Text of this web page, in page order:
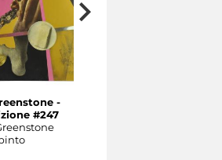
-
#247